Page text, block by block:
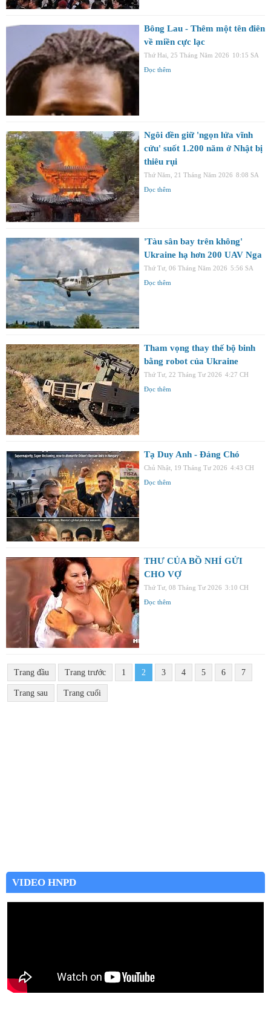
Bông Lau - Thêm một tên điên
về miền cực lạc
Thứ Hai, 25 Tháng Năm 2026 10:15 SA
Đọc thêm
Ngôi đền giữ 'ngọn lửa vĩnh
cửu' suốt 1.200 năm ở Nhật bị
thiêu rụi
Thứ Năm, 21 Tháng Năm 2026 8:08 SA
Đọc thêm
'Tàu sân bay trên không'
Ukraine hạ hơn 200 UAV Nga
Thứ Tư, 06 Tháng Năm 2026 5:56 SA
Đọc thêm
Tham vọng thay thế bộ binh
bằng robot của Ukraine
Thứ Tư, 22 Tháng Tư 2026 4:27 CH
Đọc thêm
Tạ Duy Anh - Đảng Chó
Chủ Nhật, 19 Tháng Tư 2026 4:43 CH
Đọc thêm
THƯ CỦA BỒ NHÍ GỬI
CHO VỢ
Thứ Tư, 08 Tháng Tư 2026 3:10 CH
Đọc thêm
Trang đầu Trang trước 1 2 3 4 5 6 7
Trang sau Trang cuối
VIDEO HNPD